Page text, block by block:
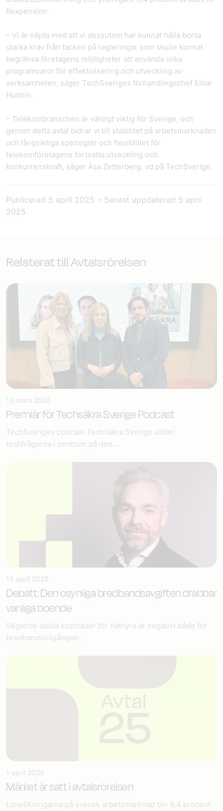
flexpension.
– Vi är nöjda med att vi dessutom har kunnat hålla borta
starka krav från facken på regleringar som skulle kunnat
begränsa företagens möjligheter att använda olika
programvaror för effektivisering och utveckling av
verksamheten, säger TechSveriges förhandlingschef Einar
Humlin.
– Telekombranschen är väldigt viktig för Sverige, och
genom detta avtal bidrar vi till stabilitet på arbetsmarknaden
och långsiktiga spelregler och flexibilitet för
telekomföretagens fortsatta utveckling och
konkurrenskraft, säger Åsa Zetterberg, vd på TechSverige.
Publicerad 5 april 2025 • Senast uppdaterad 5 april
2025
Relaterat till Avtalsrörelsen
13 mars 2026
Premiär för Techsäkra Sverige Podcast
TechSveriges podcast Techsäkra Sverige sätter
techfrågorna i centrum på den...
15 april 2025
Debatt: Den osynliga bredbandsavgiften drabbar
vanliga boende
Stigande dolda kostnader för näthyra är negativt både för
bredbandstillgången...
1 april 2025
Märket är satt i avtalsrörelsen
Löneökningarna på svensk arbetsmarknad blir 6,4 procent